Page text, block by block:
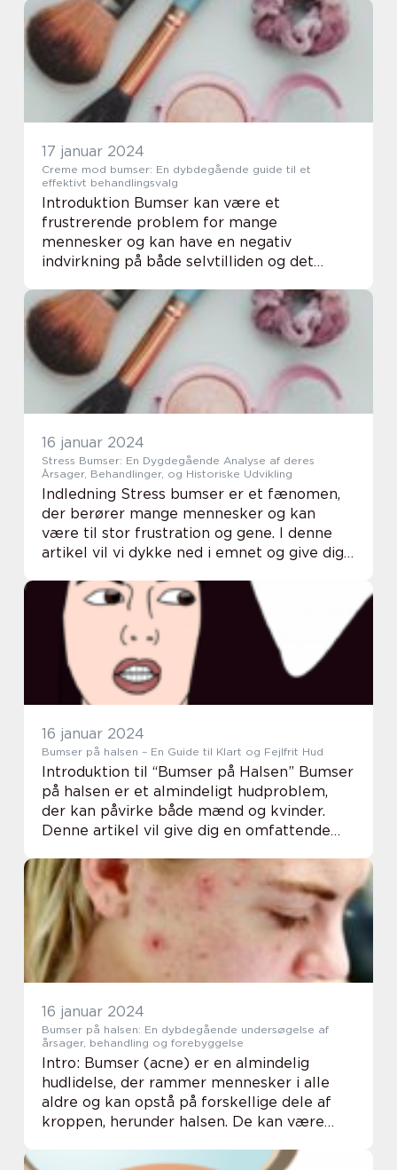
synlige på huden. Disse ar kan variere i
form, fa...
17 januar 2024
Creme mod bumser: En dybdegående guide til et
effektivt behandlingsvalg
Introduktion Bumser kan være et
frustrerende problem for mange
mennesker og kan have en negativ
indvirkning på både selvtilliden og det
udforske, hvad en creme mod bumser er,
hvordan den kan hjælpe med at bek...
16 januar 2024
Stress Bumser: En Dygdegående Analyse af deres
Årsager, Behandlinger, og Historiske Udvikling
Indledning Stress bumser er et fænomen,
der berører mange mennesker og kan
være til stor frustration og gene. I denne
artikel vil vi dykke ned i emnet og give dig
bumser er, hvorfor de opstår, og hvordan de
ka...
16 januar 2024
Bumser på halsen – En Guide til Klart og Fejlfrit Hud
Introduktion til “Bumser på Halsen” Bumser
på halsen er et almindeligt hudproblem,
der kan påvirke både mænd og kvinder.
Denne artikel vil give dig en omfattende
årsagerne bag deres udvikling, beh...
16 januar 2024
Bumser på halsen: En dybdegående undersøgelse af
årsager, behandling og forebyggelse
Intro: Bumser (acne) er en almindelig
hudlidelse, der rammer mennesker i alle
aldre og kan opstå på forskellige dele af
kroppen, herunder halsen. De kan være
de forekommer på et synligt område som